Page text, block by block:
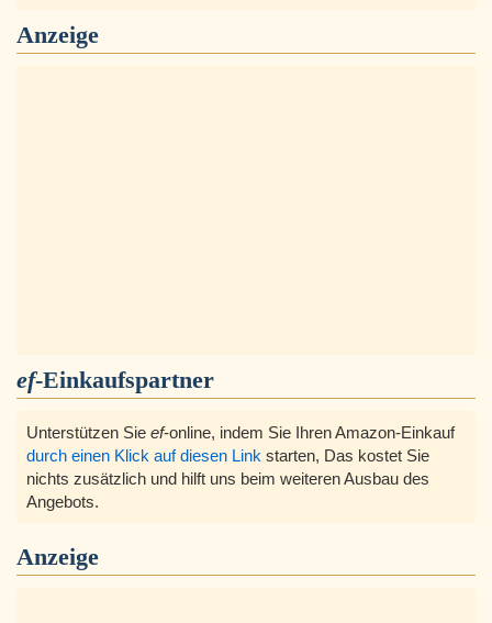
Anzeige
ef-Einkaufspartner
Unterstützen Sie ef-online, indem Sie Ihren Amazon-Einkauf
durch einen Klick auf diesen Link starten, Das kostet Sie
nichts zusätzlich und hilft uns beim weiteren Ausbau des
Angebots.
Anzeige